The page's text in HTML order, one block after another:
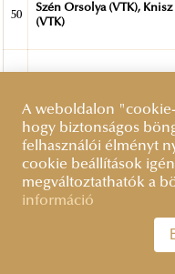
50
Szén Orsolya (VTK),
(VTK)
Kovács Éva Margit (ÁNTK)
Demeter Márton (ÁNTK)
A weboldalon
hogy biztonságos
felhasználói élményt
cookie beállítások
megváltoztathatók a
információ